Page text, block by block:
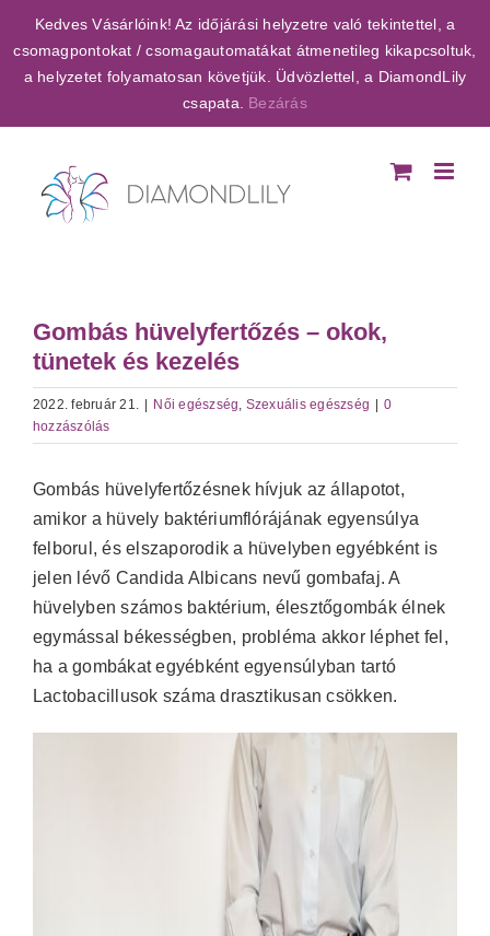
Kedves Vásárlóink! Az időjárási helyzetre való tekintettel, a
csomagpontokat / csomagautomatákat átmenetileg kikapcsoltuk,
a helyzetet folyamatosan követjük. Üdvözlettel, a DiamondLily
csapata. Bezárás
Gombás hüvelyfertőzés – okok,
tünetek és kezelés
2022. február 21. | Női egészség Szexuális egészség | 0
hozzászólás
Gombás hüvelyfertőzésnek hívjuk az állapotot,
amikor a hüvely baktériumflórájának egyensúlya
felborul, és elszaporodik a hüvelyben egyébként is
jelen lévő Candida Albicans nevű gombafaj. A
hüvelyben számos baktérium, élesztőgombák élnek
egymással békességben, probléma akkor léphet fel,
ha a gombákat egyébként egyensúlyban tartó
Lactobacillusok száma drasztikusan csökken.